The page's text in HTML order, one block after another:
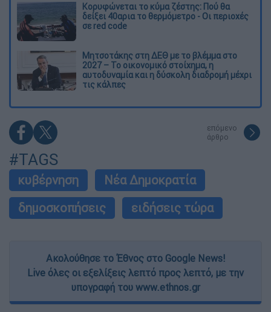
Κορυφώνεται το κύμα ζέστης: Πού θα
δείξει 40αρια το θερμόμετρο - Οι περιοχές
σε red code
Μητσοτάκης στη ΔΕΘ με το βλέμμα στο
2027 – Το οικονομικό στοίχημα, η
αυτοδυναμία και η δύσκολη διαδρομή μέχρι
τις κάλπες
επόμενο
άρθρο
#TAGS
κυβέρνηση
Νέα Δημοκρατία
δημοσκοπήσεις
ειδήσεις τώρα
Ακολούθησε το Έθνος στο Google News!
Live όλες οι εξελίξεις λεπτό προς λεπτό, με την
υπογραφή του www.ethnos.gr